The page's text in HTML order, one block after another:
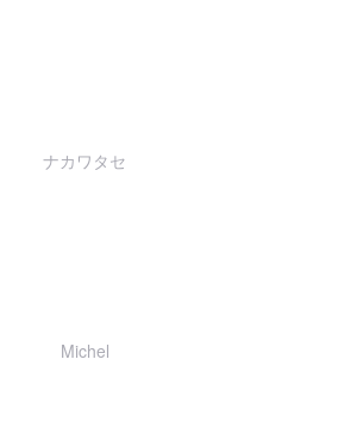
ナカワタセ
Michel